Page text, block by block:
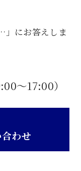
」にお答えしま
〜17:00）
わせ